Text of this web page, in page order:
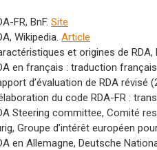
FR, BnF.Site
Wikipedia.Article
et origines de RDA,
en français : traduction
d’évaluation de RDA
du code RDA-FR :
Steering committee, Comité
Groupe d’intérêt européen
en Allemagne, Deutsche